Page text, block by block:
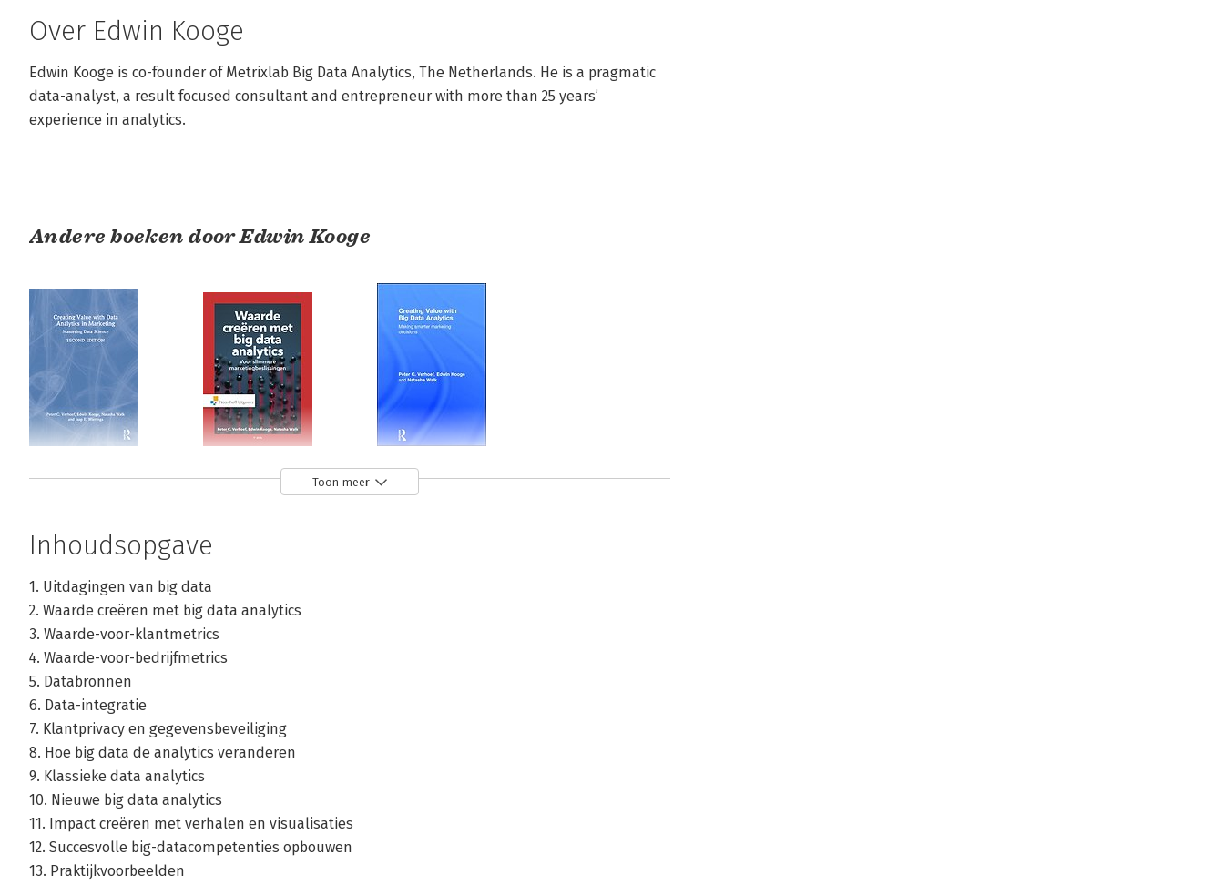
Over Edwin Kooge
Edwin Kooge is co-founder of Metrixlab Big Data Analytics, The Netherlands. He is a pragmatic
data-analyst, a result focused consultant and entrepreneur with more than 25 years’
experience in analytics.
Andere boeken door Edwin Kooge
Waarde creëren
met big data
Creating Value with
Big Data Analytics
Bekijk alle boeken
Over Natasha Walk
Natasha Walk is co-founder of Metrixlab Big Data Analytics, The Netherlands. She is a data-
hacker, analyst and talent coach with more than twenty years of experience in applied
analytics.
Andere boeken door Natasha Walk
Bekijk alle boeken
Toon meer
Inhoudsopgave
1. Uitdagingen van big data
2. Waarde creëren met big data analytics
3. Waarde-voor-klantmetrics
4. Waarde-voor-bedrijfmetrics
5. Databronnen
6. Data-integratie
7. Klantprivacy en gegevensbeveiliging
8. Hoe big data de analytics veranderen
9. Klassieke data analytics
10. Nieuwe big data analytics
11. Impact creëren met verhalen en visualisaties
12. Succesvolle big-datacompetenties opbouwen
13. Praktijkvoorbeelden